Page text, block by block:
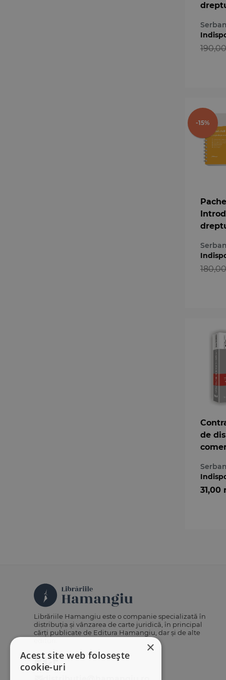
-15%
de
31,00
×
Acest site web folosește
cookie-uri
Librăriile Hamangiu este o companie specializată în
distribuția și vânzarea de carte juridică, în principal
cărți publicate de Editura Hamangiu, dar și de alte